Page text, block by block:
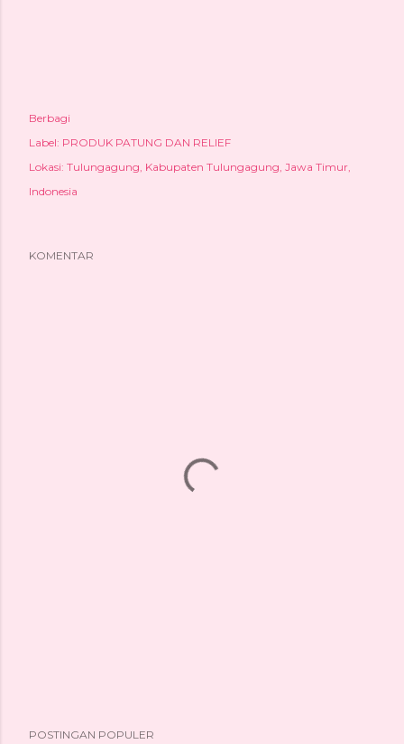
Berbagi
Label: PRODUK PATUNG DAN RELIEF
Lokasi: Tulungagung, Kabupaten Tulungagung, Jawa Timur,
Indonesia
KOMENTAR
POSTINGAN POPULER